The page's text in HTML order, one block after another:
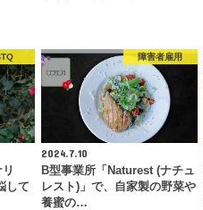
して
障害者雇用
2024.7.10
B型事業所「Naturest (ナチュ
レスト)」で、自家製の野菜や
養蜜の…